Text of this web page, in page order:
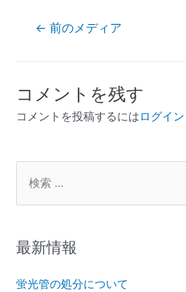
← 前のメディア
コメントを残す
コメントを投稿するにはログイン
最新情報
蛍光管の処分について